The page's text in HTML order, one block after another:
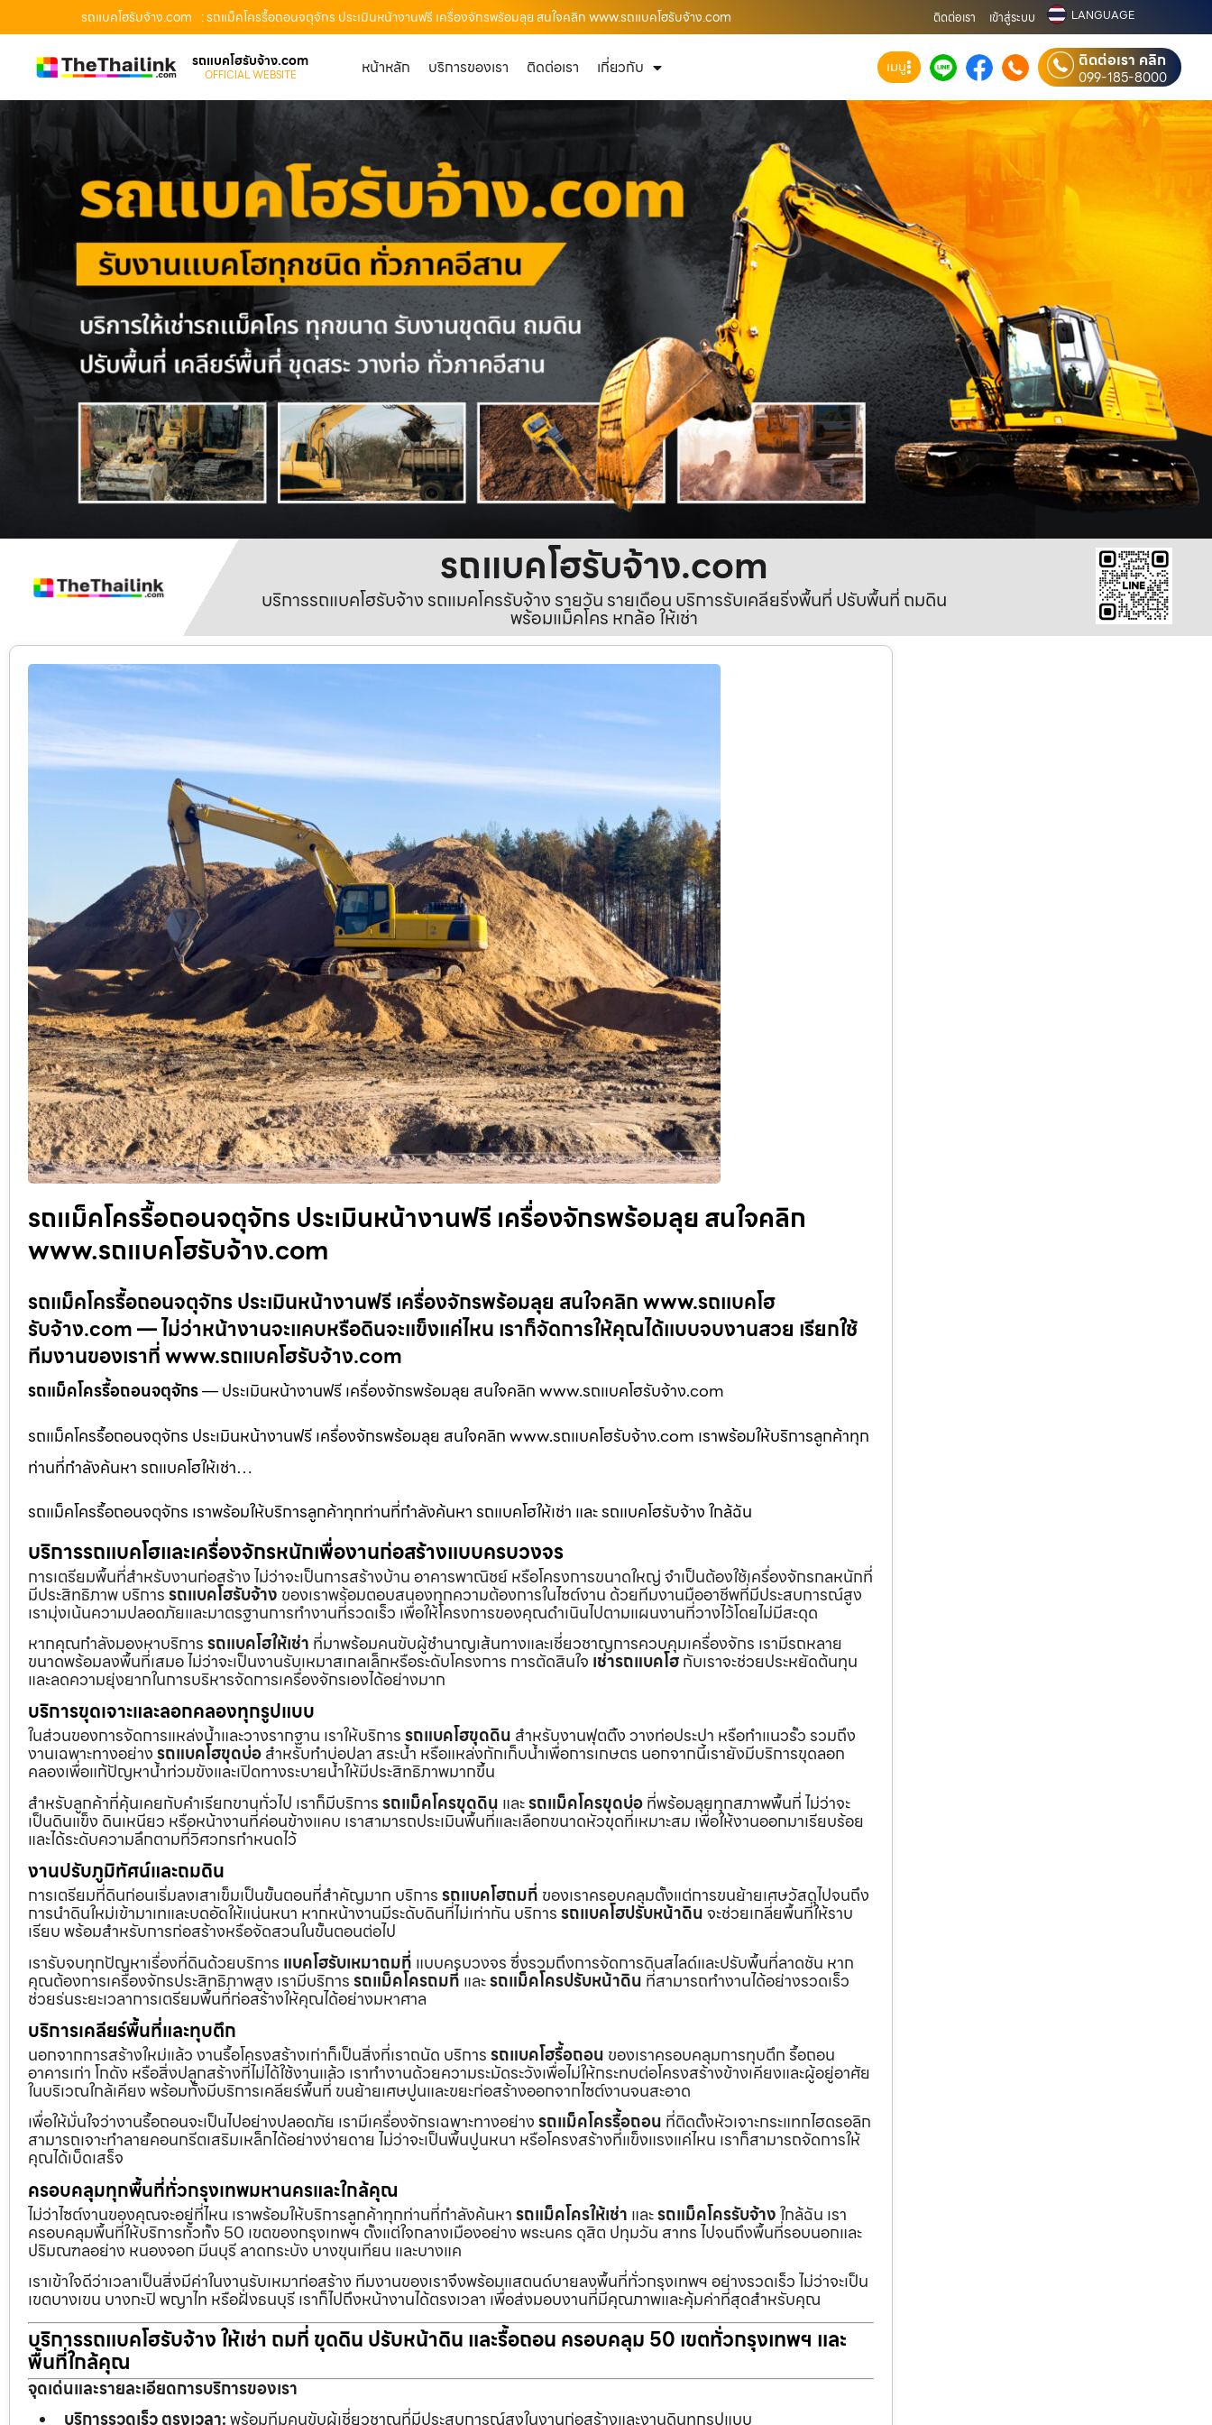
รถแบคโฮรับจ้าง.com : รถแม็คโครรื้อถอนจตุจักร ประเมินหน้างานฟรี เครื่องจักรพร้อมลุย สนใจคลิก www.รถแบคโฮรับจ้าง.com ติดต่อเรา เข้าสู่ระบบ LANGUAGE
รถแบคโฮรับจ้าง.com
OFFICIAL WEBSITE หน้าหลัก บริการของเรา ติดต่อเรา เกี่ยวกับ เมนู ติดต่อเรา คลิก
099-185-8000
รถแบคโฮรับจ้าง.com
บริการรถแบคโฮรับจ้าง รถแมคโครรับจ้าง รายวัน รายเดือน บริการรับเคลียริ่งพื้นที่ ปรับพื้นที่ ถมดิน
พร้อมแม็คโคร หกล้อ ให้เช่า
รถแม็คโครรื้อถอนจตุจักร ประเมินหน้างานฟรี เครื่องจักรพร้อมลุย สนใจคลิก
www.รถแบคโฮรับจ้าง.com
รถแม็คโครรื้อถอนจตุจักร ประเมินหน้างานฟรี เครื่องจักรพร้อมลุย สนใจคลิก www.รถแบคโฮ
รับจ้าง.com — ไม่ว่าหน้างานจะแคบหรือดินจะแข็งแค่ไหน เราก็จัดการให้คุณได้แบบจบงานสวย เรียกใช้
ทีมงานของเราที่ www.รถแบคโฮรับจ้าง.com
รถแม็คโครรื้อถอนจตุจักร— ประเมินหน้างานฟรี เครื่องจักรพร้อมลุย สนใจคลิก www.รถแบคโฮรับจ้าง.com
รถแม็คโครรื้อถอนจตุจักร ประเมินหน้างานฟรี เครื่องจักรพร้อมลุย สนใจคลิก www.รถแบคโฮรับจ้าง.com เราพร้อมให้บริการลูกค้าทุก
ท่านที่กำลังค้นหา รถแบคโฮให้เช่า…
รถแม็คโครรื้อถอนจตุจักร เราพร้อมให้บริการลูกค้าทุกท่านที่กำลังค้นหา รถแบคโฮให้เช่า และ รถแบคโฮรับจ้าง ใกล้ฉัน
บริการรถแบคโฮและเครื่องจักรหนักเพื่องานก่อสร้างแบบครบวงจร
การเตรียมพื้นที่สำหรับงานก่อสร้าง ไม่ว่าจะเป็นการสร้างบ้าน อาคารพาณิชย์ หรือโครงการขนาดใหญ่ จำเป็นต้องใช้เครื่องจักรกลหนักที่
มีประสิทธิภาพ บริการรถแบคโฮรับจ้าง ของเราพร้อมตอบสนองทุกความต้องการในไซต์งาน ด้วยทีมงานมืออาชีพที่มีประสบการณ์สูง
เรามุ่งเน้นความปลอดภัยและมาตรฐานการทำงานที่รวดเร็ว เพื่อให้โครงการของคุณดำเนินไปตามแผนงานที่วางไว้โดยไม่มีสะดุด
หากคุณกำลังมองหาบริการรถแบคโฮให้เช่า ที่มาพร้อมคนขับผู้ชำนาญเส้นทางและเชี่ยวชาญการควบคุมเครื่องจักร เรามีรถหลาย
ขนาดพร้อมลงพื้นที่เสมอ ไม่ว่าจะเป็นงานรับเหมาสเกลเล็กหรือระดับโครงการ การตัดสินใจ เช่ารถแบคโฮกับเราจะช่วยประหยัดต้นทุน
และลดความยุ่งยากในการบริหารจัดการเครื่องจักรเองได้อย่างมาก
บริการขุดเจาะและลอกคลองทุกรูปแบบ
ในส่วนของการจัดการแหล่งน้ำและวางรากฐาน เราให้บริการรถแบคโฮขุดดิน สำหรับงานฟุตติ้ง วางท่อประปา หรือทำแนวรั้ว รวมถึง
งานเฉพาะทางอย่างรถแบคโฮขุดบ่อสำหรับทำบ่อปลา สระน้ำ หรือแหล่งกักเก็บน้ำเพื่อการเกษตร นอกจากนี้เรายังมีบริการขุดลอก
คลองเพื่อแก้ปัญหาน้ำท่วมขังและเปิดทางระบายน้ำให้มีประสิทธิภาพมากขึ้น
สำหรับลูกค้าที่คุ้นเคยกับคำเรียกขานทั่วไป เราก็มีบริการรถแม็คโครขุดดิน และรถแม็คโครขุดบ่อที่พร้อมลุยทุกสภาพพื้นที่ ไม่ว่าจะ
เป็นดินแข็ง ดินเหนียว หรือหน้างานที่ค่อนข้างแคบ เราสามารถประเมินพื้นที่และเลือกขนาดหัวขุดที่เหมาะสม เพื่อให้งานออกมาเรียบร้อย
และได้ระดับความลึกตามที่วิศวกรกำหนดไว้
งานปรับภูมิทัศน์และถมดิน
การเตรียมที่ดินก่อนเริ่มลงเสาเข็มเป็นขั้นตอนที่สำคัญมาก บริการรถแบคโฮถมที่ ของเราครอบคลุมตั้งแต่การขนย้ายเศษวัสดุไปจนถึง
การนำดินใหม่เข้ามาเทและบดอัดให้แน่นหนา หากหน้างานมีระดับดินที่ไม่เท่ากัน บริการรถแบคโฮปรับหน้าดินจะช่วยเกลี่ยพื้นที่ให้ราบ
เรียบ พร้อมสำหรับการก่อสร้างหรือจัดสวนในขั้นตอนต่อไป
เรารับจบทุกปัญหาเรื่องที่ดินด้วยบริการ แบคโฮรับเหมาถมที่ แบบครบวงจร ซึ่งรวมถึงการจัดการดินสไลด์และปรับพื้นที่ลาดชัน หาก
คุณต้องการเครื่องจักรประสิทธิภาพสูง เรามีบริการรถแม็คโครถมที่ และรถแม็คโครปรับหน้าดิน ที่สามารถทำงานได้อย่างรวดเร็ว
ช่วยร่นระยะเวลาการเตรียมพื้นที่ก่อสร้างให้คุณได้อย่างมหาศาล
บริการเคลียร์พื้นที่และทุบตึก
นอกจากการสร้างใหม่แล้ว งานรื้อโครงสร้างเก่าก็เป็นสิ่งที่เราถนัด บริการรถแบคโฮรื้อถอน ของเราครอบคลุมการทุบตึก รื้อถอน
อาคารเก่า โกดัง หรือสิ่งปลูกสร้างที่ไม่ได้ใช้งานแล้ว เราทำงานด้วยความระมัดระวังเพื่อไม่ให้กระทบต่อโครงสร้างข้างเคียงและผู้อยู่อาศัย
ในบริเวณใกล้เคียง พร้อมทั้งมีบริการเคลียร์พื้นที่ ขนย้ายเศษปูนและขยะก่อสร้างออกจากไซต์งานจนสะอาด
เพื่อให้มั่นใจว่างานรื้อถอนจะเป็นไปอย่างปลอดภัย เรามีเครื่องจักรเฉพาะทางอย่างรถแม็คโครรื้อถอน ที่ติดตั้งหัวเจาะกระแทกไฮดรอลิก
สามารถเจาะทำลายคอนกรีตเสริมเหล็กได้อย่างง่ายดาย ไม่ว่าจะเป็นพื้นปูนหนา หรือโครงสร้างที่แข็งแรงแค่ไหน เราก็สามารถจัดการให้
คุณได้เบ็ดเสร็จ
ครอบคลุมทุกพื้นที่ทั่วกรุงเทพมหานครและใกล้คุณ
ไม่ว่าไซต์งานของคุณจะอยู่ที่ไหน เราพร้อมให้บริการลูกค้าทุกท่านที่กำลังค้นหารถแม็คโครให้เช่า และรถแม็คโครรับจ้างใกล้ฉัน เรา
ครอบคลุมพื้นที่ให้บริการทั่วทั้ง 50 เขตของกรุงเทพฯ ตั้งแต่ใจกลางเมืองอย่าง พระนคร ดุสิต ปทุมวัน สาทร ไปจนถึงพื้นที่รอบนอกและ
ปริมณฑลอย่าง หนองจอก มีนบุรี ลาดกระบัง บางขุนเทียน และบางแค
เราเข้าใจดีว่าเวลาเป็นสิ่งมีค่าในงานรับเหมาก่อสร้าง ทีมงานของเราจึงพร้อมแสตนด์บายลงพื้นที่ทั่วกรุงเทพฯ อย่างรวดเร็ว ไม่ว่าจะเป็น
เขตบางเขน บางกะปิ พญาไท หรือฝั่งธนบุรี เราก็ไปถึงหน้างานได้ตรงเวลา เพื่อส่งมอบงานที่มีคุณภาพและคุ้มค่าที่สุดสำหรับคุณ
บริการรถแบคโฮรับจ้าง ให้เช่า ถมที่ ขุดดิน ปรับหน้าดิน และรื้อถอน ครอบคลุม 50 เขตทั่วกรุงเทพฯ และ
พื้นที่ใกล้คุณ
จุดเด่นและรายละเอียดการบริการของเรา
บริการรวดเร็ว ตรงเวลา:พร้อมทีมคนขับผู้เชี่ยวชาญที่มีประสบการณ์สูงในงานก่อสร้างและงานดินทุกรูปแบบ